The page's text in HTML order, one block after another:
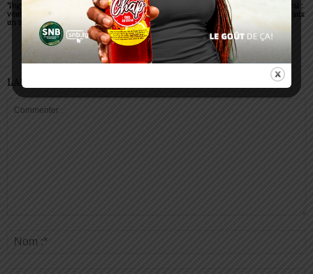
Togo: Faure Gnassingbé
veut faire du ciel africain
un moteur de prospérité
Togo : visa supprimé pour
tous les Africains
Togo/ Corps préfectoral :
neuf nouvelles figures aux
commandes
LAISSER UN COMMENTAIRE